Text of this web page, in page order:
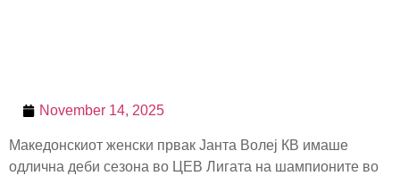
November 14, 2025
Македонскиот женски првак Јанта Волеј КВ имаше
одлична деби сезона во ЦЕВ Лигата на шампионите во